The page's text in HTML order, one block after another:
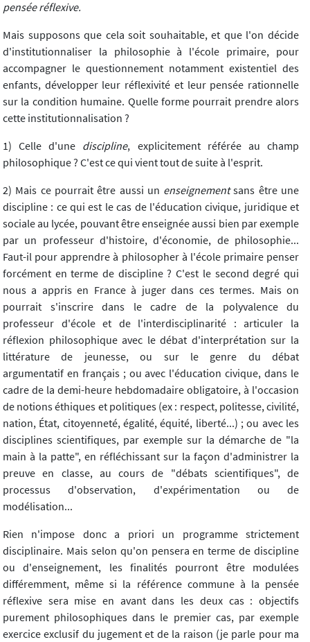
pensée réflexive.
Mais supposons que cela soit souhaitable, et que l'on décide
d'institutionnaliser la philosophie à l'école primaire, pour
accompagner le questionnement notamment existentiel des
enfants, développer leur réflexivité et leur pensée rationnelle
sur la condition humaine. Quelle forme pourrait prendre alors
cette institutionnalisation ?
1) Celle d'une discipline, explicitement référée au champ
philosophique ? C'est ce qui vient tout de suite à l'esprit.
2) Mais ce pourrait être aussi un enseignementsans être une
discipline : ce qui est le cas de l'éducation civique, juridique et
sociale au lycée, pouvant être enseignée aussi bien par exemple
par un professeur d'histoire, d'économie, de philosophie...
Faut-il pour apprendre à philosopher à l'école primaire penser
forcément en terme de discipline ? C'est le second degré qui
nous a appris en France à juger dans ces termes. Mais on
pourrait s'inscrire dans le cadre de la polyvalence du
professeur d'école et de l'interdisciplinarité : articuler la
réflexion philosophique avec le débat d'interprétation sur la
littérature de jeunesse, ou sur le genre du débat
argumentatif en français ; ou avec l'éducation civique, dans le
cadre de la demi-heure hebdomadaire obligatoire, à l'occasion
de notions éthiques et politiques (ex : respect, politesse, civilité,
nation, État, citoyenneté, égalité, équité, liberté...) ; ou avec les
disciplines scientifiques, par exemple sur la démarche de "la
main à la patte", en réfléchissant sur la façon d'administrer la
preuve en classe, au cours de "débats scientifiques", de
processus d'observation, d'expérimentation ou de
modélisation...
Rien n'impose donc a priori un programme strictement
disciplinaire. Mais selon qu'on pensera en terme de discipline
ou d'enseignement, les finalités pourront être modulées
différemment, même si la référence commune à la pensée
réflexive sera mise en avant dans les deux cas : objectifs
purement philosophiques dans le premier cas, par exemple
exercice exclusif du jugement et de la raison (je parle pour ma